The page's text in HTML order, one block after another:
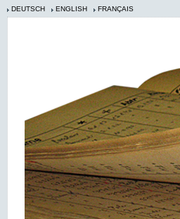
DEUTSCH ENGLISH FRANÇAIS